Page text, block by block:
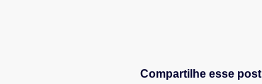
Compartilhe esse post